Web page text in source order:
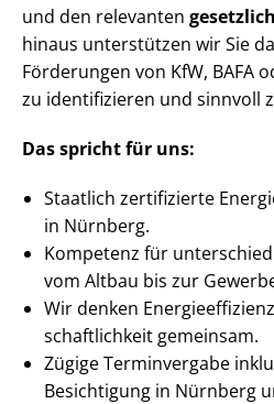
und den relevanten
hinaus unterstützen wir Sie
Förderungen von KfW, BAFA
zu identifizieren und sinnvoll
Das spricht für uns:
Staatlich zertifizierte
in Nürnberg.
Kompetenz für
vom Altbau bis zur
Wir denken
schaft­lich­keit gemeinsam.
Zügige Terminvergabe
Besichtigung in Nürnberg